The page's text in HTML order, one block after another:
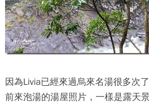
因為Livia已經來過烏來名湯很多次
前來泡湯的湯屋照片，一樣是露天